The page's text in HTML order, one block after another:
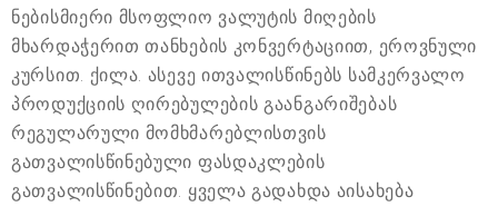
ნებისმიერი მსოფლიო ვალუტის მიღების
მხარდაჭერით თანხების კონვერტაციით, ეროვნული
კურსით. ქილა. ასევე ითვალისწინებს სამკერვალო
პროდუქციის ღირებულების გაანგარიშებას
რეგულარული მომხმარებლისთვის
გათვალისწინებული ფასდაკლების
გათვალისწინებით. ყველა გადახდა აისახება